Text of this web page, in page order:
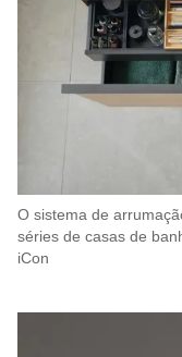
O sistema de
séries de casas de
iCon